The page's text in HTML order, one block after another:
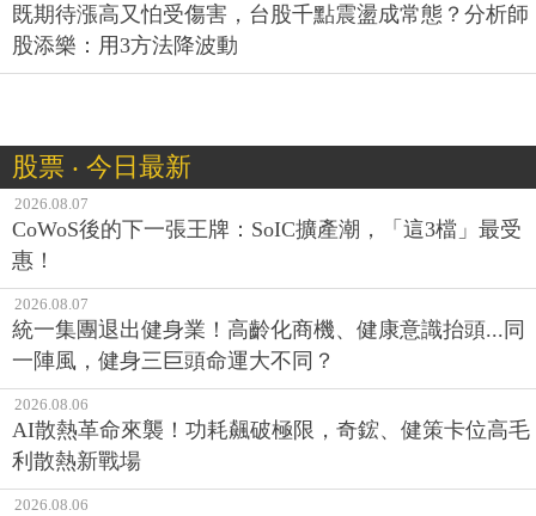
既期待漲高又怕受傷害，台股千點震盪成常態？分析師
股添樂：用3方法降波動
股票 ‧ 今日最新
2026.08.07
CoWoS後的下一張王牌：SoIC擴產潮，「這3檔」最受
惠！
2026.08.07
統一集團退出健身業！高齡化商機、健康意識抬頭...同
一陣風，健身三巨頭命運大不同？
2026.08.06
AI散熱革命來襲！功耗飆破極限，奇鋐、健策卡位高毛
利散熱新戰場
2026.08.06